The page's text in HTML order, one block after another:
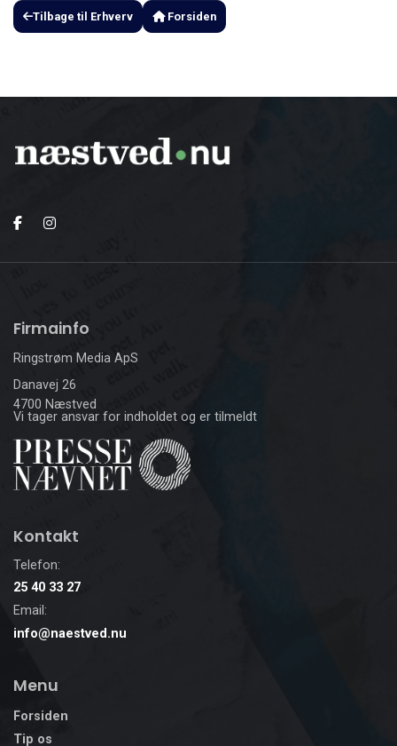
Tilbage til Erhverv Forsiden
Firmainfo
Ringstrøm Media ApS
Danavej 26
4700 Næstved
Vi tager ansvar for indholdet og er tilmeldt
Kontakt
Telefon:
25 40 33 27
Email:
info@naestved.nu
Menu
Forsiden
Tip os